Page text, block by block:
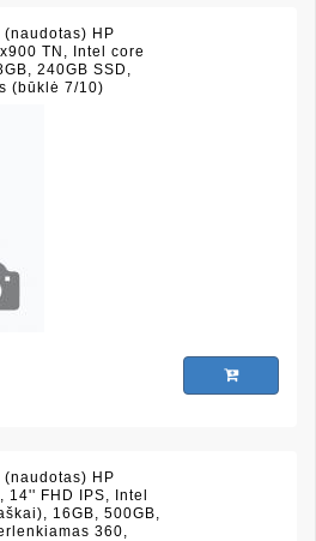
HP
TN, Intel core
240GB SSD,
(būklė 7/10)
HP
14'' FHD IPS, Intel
16GB, 500GB,
360,